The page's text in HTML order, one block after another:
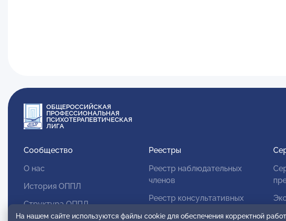
ОБЩЕРОССИЙСКАЯ
ПРОФЕССИОНАЛЬНАЯ
ПСИХОТЕРАПЕВТИЧЕСКАЯ
ЛИГА
Сообщество
О нас
История ОППЛ
Структура ОППЛ
Реестры
Реестр наблюдательных
членов
Реестр консультативных
На нашем сайте используются файлы cookie для обеспечения корректной